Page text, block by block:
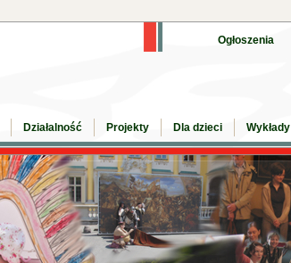
Ogłoszenia
Działalność Projekty Dla dzieci Wykłady